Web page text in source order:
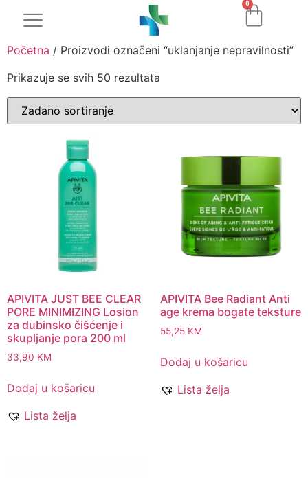
0
Početna / Proizvodi označeni “uklanjanje nepravilnosti”
Prikazuje se svih 50 rezultata
APIVITA JUST BEE CLEAR
PORE MINIMIZING Losion
za dubinsko čišćenje i
skupljanje pora 200 ml
33,90 KM
Dodaj u košaricu
Lista želja
APIVITA Bee Radiant Anti
age krema bogate teksture
55,25 KM
Dodaj u košaricu
Lista želja